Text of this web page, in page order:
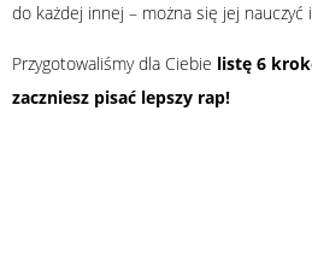
do każdej innej – można się jej nauczyć
Przygotowaliśmy dla Ciebie listę 6
zaczniesz pisać lepszy rap!